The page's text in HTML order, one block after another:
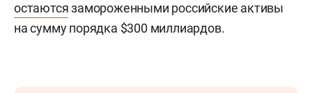
остаютсязамороженными российские активы
на сумму порядка $300 миллиардов.